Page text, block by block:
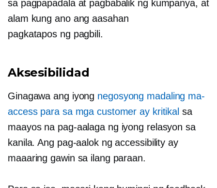
sa pagpapadala at pagbabalik ng kumpanya, at
alam kung ano ang aasahan
pagkatapos ng pagbili.
Aksesibilidad
Ginagawa ang iyong negosyong madaling ma-
access para sa mga customer ay kritikal sa
maayos na pag-aalaga ng iyong relasyon sa
kanila. Ang pag-aalok ng accessibility ay
maaaring gawin sa ilang paraan.